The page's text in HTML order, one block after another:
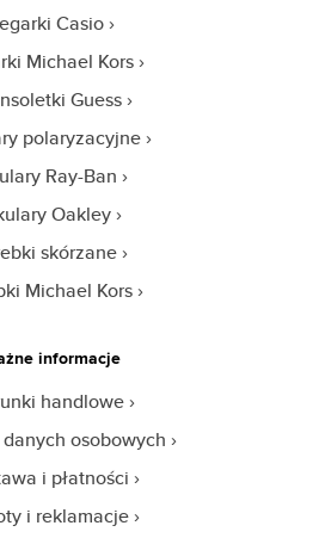
Casio
Michael Kors
Guess
polaryzacyjne
Ray-Ban
Oakley
skórzane
Michael Kors
informacje
handlowe
osobowych
i płatności
i reklamacje